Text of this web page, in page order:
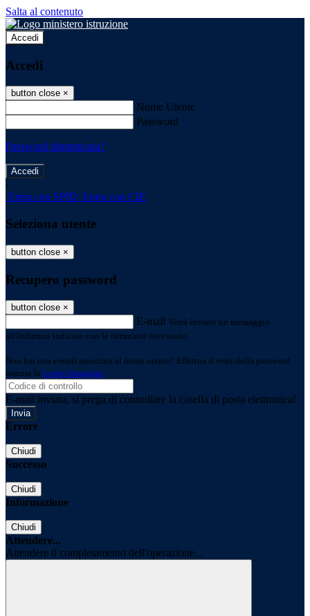
Salta al contenuto
Accedi
Accedi
button close ×
Nome Utente
Password
Password dimenticata?
-
Entra con SPID Entra con CIE
Seleziona utente
button close ×
Recupero password
button close ×
E-mail Verrà inviato un messaggio
all'indirizzo indicato con le istruzioni necessarie.
Non hai una e-mail associata al nome utente? Effettua il reset della password
tramite la Login Spaggiari
E-mail inviata, si prega di controllare la casella di posta elettronica!
Errore
Chiudi
Successo
Chiudi
Informazione
Chiudi
Attendere...
Attendere il completamento dell'operazione...